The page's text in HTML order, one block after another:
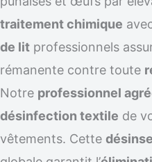
traitement chimique
de lit professionnels
rémanente contre toute
Notre professionnel
désinfection textile de
vêtements. Cette